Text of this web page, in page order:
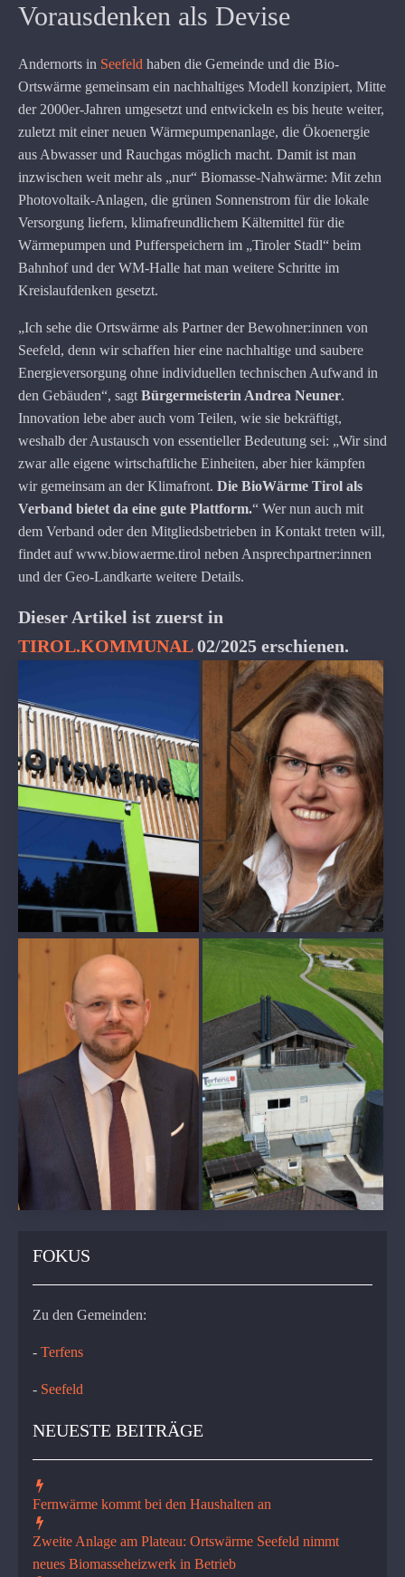
Vorausdenken als Devise
Andernorts in Seefeld haben die Gemeinde und die Bio-
Ortswärme gemeinsam ein nachhaltiges Modell konzipiert, Mitte
der 2000er-Jahren umgesetzt und entwickeln es bis heute weiter,
zuletzt mit einer neuen Wärmepumpenanlage, die Ökoenergie
aus Abwasser und Rauchgas möglich macht. Damit ist man
inzwischen weit mehr als „nur“ Biomasse-Nahwärme: Mit zehn
Photovoltaik-Anlagen, die grünen Sonnenstrom für die lokale
Versorgung liefern, klimafreundlichem Kältemittel für die
Wärmepumpen und Pufferspeichern im „Tiroler Stadl“ beim
Bahnhof und der WM-Halle hat man weitere Schritte im
Kreislaufdenken gesetzt.
„Ich sehe die Ortswärme als Partner der Bewohner:innen von
Seefeld, denn wir schaffen hier eine nachhaltige und saubere
Energieversorgung ohne individuellen technischen Aufwand in
den Gebäuden“, sagt Bürgermeisterin Andrea Neuner.
Innovation lebe aber auch vom Teilen, wie sie bekräftigt,
weshalb der Austausch von essentieller Bedeutung sei: „Wir sind
zwar alle eigene wirtschaftliche Einheiten, aber hier kämpfen
wir gemeinsam an der Klimafront. Die BioWärme Tirol als
Verband bietet da eine gute Plattform.“ Wer nun auch mit
dem Verband oder den Mitgliedsbetrieben in Kontakt treten will,
findet auf www.biowaerme.tirol neben Ansprechpartner:innen
und der Geo-Landkarte weitere Details.
Dieser Artikel ist zuerst in
TIROL.KOMMUNAL02/2025 erschienen.
FOKUS
Zu den Gemeinden:
- Terfens
- Seefeld
NEUESTE BEITRÄGE
Fernwärme kommt bei den Haushalten an
Zweite Anlage am Plateau: Ortswärme Seefeld nimmt
neues Biomasseheizwerk in Betrieb